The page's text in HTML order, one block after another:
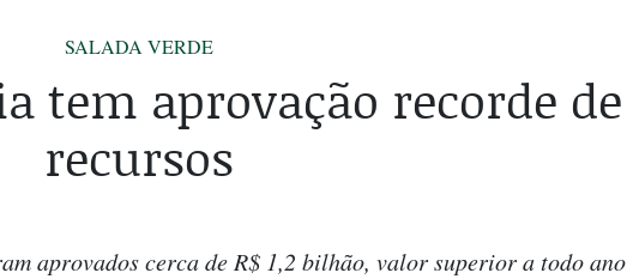
SALADA VERDE
tem aprovação recorde de
recursos
aprovados cerca de R$ 1,2 bilhão, valor superior a todo ano